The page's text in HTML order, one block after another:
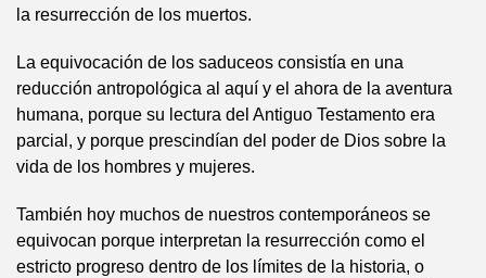
la resurrección de los muertos.
La equivocación de los saduceos consistía en una
reducción antropológica al aquí y el ahora de la aventura
humana, porque su lectura del Antiguo Testamento era
parcial, y porque prescindían del poder de Dios sobre la
vida de los hombres y mujeres.
También hoy muchos de nuestros contemporáneos se
equivocan porque interpretan la resurrección como el
estricto progreso dentro de los límites de la historia, o